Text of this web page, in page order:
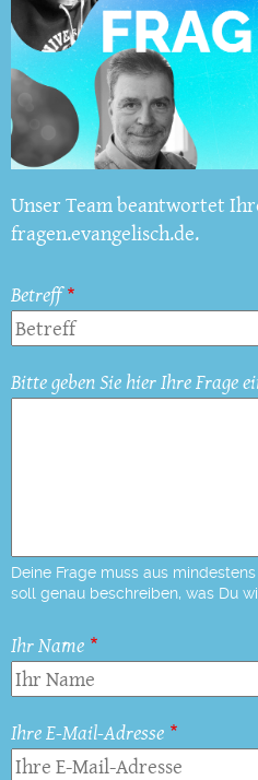
Unser Team beantwortet
fragen.evangelisch.de.
Betreff
Bitte geben Sie hier Ihre Frage
Deine Frage muss aus
soll genau beschreiben, was Du
Ihr Name
Ihre E-Mail-Adresse